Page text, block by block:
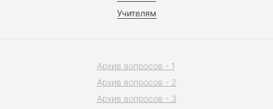
Учителям
Архив вопросов - 1
Архив вопросов - 2
Архив вопросов - 3